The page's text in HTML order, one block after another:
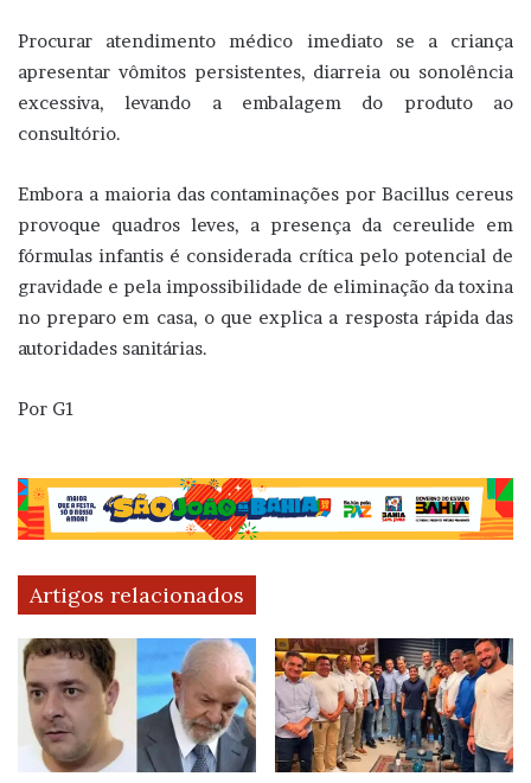
Procurar atendimento médico imediato se a criança
apresentar vômitos persistentes, diarreia ou sonolência
excessiva, levando a embalagem do produto ao
consultório.
Embora a maioria das contaminações por Bacillus cereus
provoque quadros leves, a presença da cereulide em
fórmulas infantis é considerada crítica pelo potencial de
gravidade e pela impossibilidade de eliminação da toxina
no preparo em casa, o que explica a resposta rápida das
autoridades sanitárias.
Por G1
Artigos relacionados